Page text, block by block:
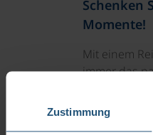
Zustimmung
Schenken
Momente!
Mit einem
immer das
JETZT